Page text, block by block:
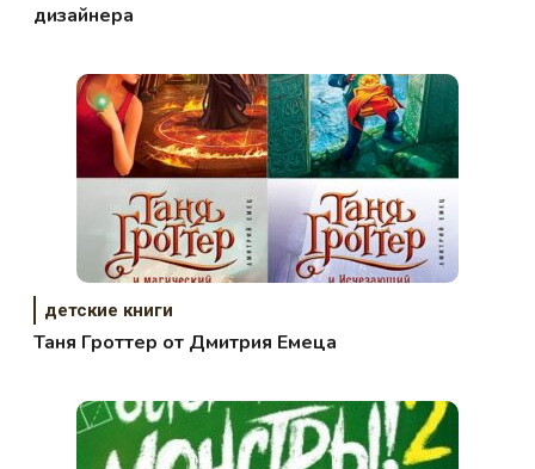
дизайнера
детские книги
Таня Гроттер от Дмитрия Емеца